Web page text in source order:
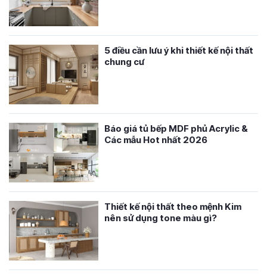
5 điều cần lưu ý khi thiết kế nội thất
chung cư
Báo giá tủ bếp MDF phủ Acrylic &
Các mẫu Hot nhất 2026
Thiết kế nội thất theo mệnh Kim
nên sử dụng tone màu gì?